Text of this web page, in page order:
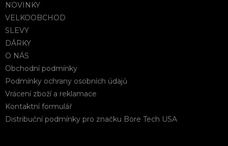
NOVINKY
VELKOOBCHOD
SLEVY
DÁRKY
O NÁS
Obchodní podmínky
Podmínky ochrany osobních údajů
Vrácení zboží a reklamace
Kontaktní formulář
Distribuční podmínky pro značku Bore Tech USA